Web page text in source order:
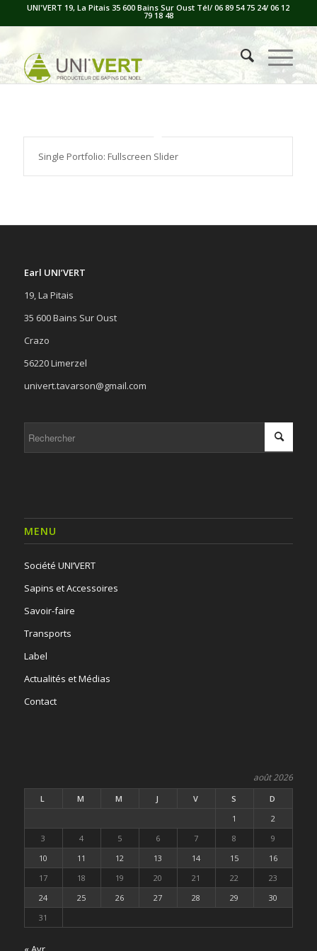
UNI'VERT 19, La Pitais 35 600 Bains Sur Oust Tél/ 06 89 54 75 24/ 06 12
79 18 48
Single Portfolio: Fullscreen Slider
Earl UNI’VERT
19, La Pitais
35 600 Bains Sur Oust
Crazo
56220 Limerzel
univert.tavarson@gmail.com
MENU
Société UNI’VERT
Sapins et Accessoires
Savoir-faire
Transports
Label
Actualités et Médias
Contact
août 2026
L M M J V S
D
1
2
3
4 5 6 7 8
9
10
11 12 13 14 15
16
17
18 19 20 21 22
23
24
25 26 27 28 29
30
31